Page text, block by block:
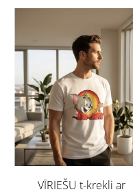
VĪRIEŠU t-krekli ar